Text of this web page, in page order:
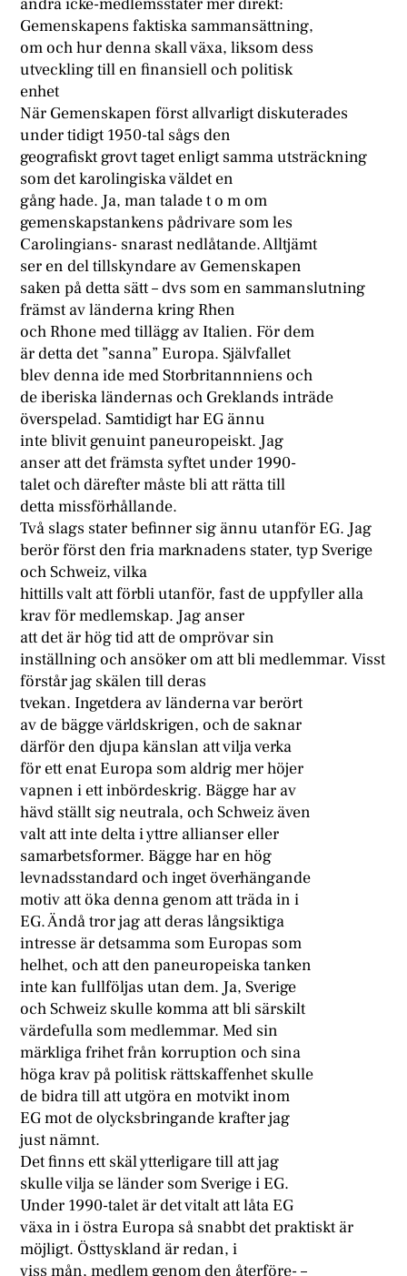
andra icke-medlemsstater mer direkt:
Gemenskapens faktiska sammansättning,
om och hur denna skall växa, liksom dess
utveckling till en finansiell och politisk
enhet
När Gemenskapen först allvarligt diskuterades
under tidigt 1950-tal sågs den
geografiskt grovt taget enligt samma utsträckning
som det karolingiska väldet en
gång hade. Ja, man talade t o m om
gemenskapstankens pådrivare som les
Carolingians- snarast nedlåtande. Alltjämt
ser en del tillskyndare av Gemenskapen
saken på detta sätt – dvs som en sammanslutning
främst av länderna kring Rhen
och Rhone med tillägg av Italien. För dem
är detta det ”sanna” Europa. Självfallet
blev denna ide med Storbritannniens och
de iberiska ländernas och Greklands inträde
överspelad. Samtidigt har EG ännu
inte blivit genuint paneuropeiskt. Jag
anser att det främsta syftet under 1990-
talet och därefter måste bli att rätta till
detta missförhållande.
Två slags stater befinner sig ännu utanför EG. Jag
berör först den fria marknadens stater, typ Sverige
och Schweiz, vilka
hittills valt att förbli utanför, fast de uppfyller alla
krav för medlemskap. Jag anser
att det är hög tid att de omprövar sin
inställning och ansöker om att bli medlemmar. Visst
förstår jag skälen till deras
tvekan. Ingetdera av länderna var berört
av de bägge världskrigen, och de saknar
därför den djupa känslan att vilja verka
för ett enat Europa som aldrig mer höjer
vapnen i ett inbördeskrig. Bägge har av
hävd ställt sig neutrala, och Schweiz även
valt att inte delta i yttre allianser eller
samarbetsformer. Bägge har en hög
levnadsstandard och inget överhängande
motiv att öka denna genom att träda in i
EG. Ändå tror jag att deras långsiktiga
intresse är detsamma som Europas som
helhet, och att den paneuropeiska tanken
inte kan fullföljas utan dem. Ja, Sverige
och Schweiz skulle komma att bli särskilt
värdefulla som medlemmar. Med sin
märkliga frihet från korruption och sina
höga krav på politisk rättskaffenhet skulle
de bidra till att utgöra en motvikt inom
EG mot de olycksbringande krafter jag
just nämnt.
Det finns ett skäl ytterligare till att jag
skulle vilja se länder som Sverige i EG.
Under 1990-talet är det vitalt att låta EG
växa in i östra Europa så snabbt det praktiskt är
möjligt. Östtyskland är redan, i
viss mån, medlem genom den återföre- –